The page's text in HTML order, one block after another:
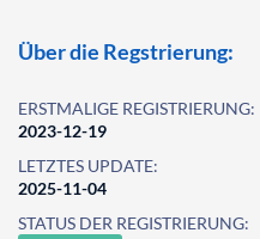
Über die Regstrierung:
ERSTMALIGE REGISTRIERUNG:
2023-12-19
LETZTES UPDATE:
2025-11-04
STATUS DER REGISTRIERUNG: